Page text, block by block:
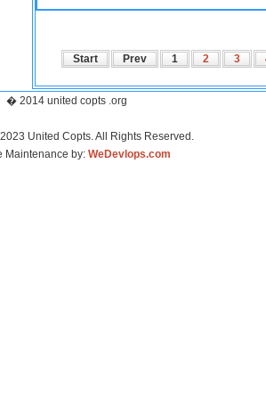
Start Prev 1 2 3
� 2014 united copts .org
United Copts. All Rights Reserved.
Maintenance by: WeDevlops.com